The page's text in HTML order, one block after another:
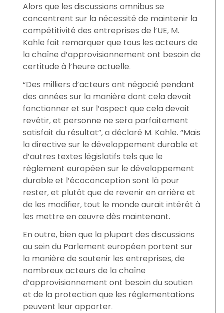
Alors que les discussions omnibus se
concentrent sur la nécessité de maintenir la
compétitivité des entreprises de l’UE, M.
Kahle fait remarquer que tous les acteurs de
la chaîne d’approvisionnement ont besoin de
certitude à l’heure actuelle.
“Des milliers d’acteurs ont négocié pendant
des années sur la manière dont cela devait
fonctionner et sur l’aspect que cela devait
revêtir, et personne ne sera parfaitement
satisfait du résultat”, a déclaré M. Kahle. “Mais
la directive sur le développement durable et
d’autres textes législatifs tels que le
règlement européen sur le développement
durable et l’écoconception sont là pour
rester, et plutôt que de revenir en arrière et
de les modifier, tout le monde aurait intérêt à
les mettre en œuvre dès maintenant.
En outre, bien que la plupart des discussions
au sein du Parlement européen portent sur
la manière de soutenir les entreprises, de
nombreux acteurs de la chaîne
d’approvisionnement ont besoin du soutien
et de la protection que les réglementations
peuvent leur apporter.